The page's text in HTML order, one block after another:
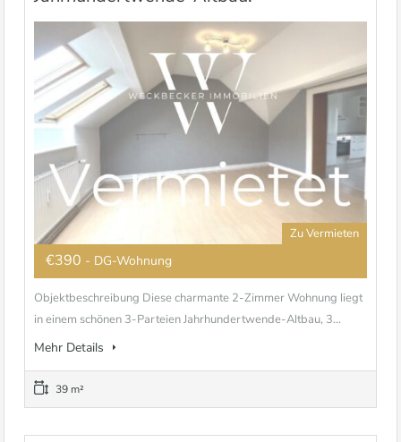
Zu Vermieten
€390 - DG-Wohnung
Objektbeschreibung Diese charmante 2-Zimmer Wohnung liegt
in einem schönen 3-Parteien Jahrhundertwende-Altbau, 3...
Mehr Details
39 m²